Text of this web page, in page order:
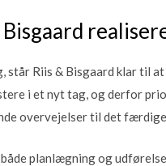
Riis & Bisgaard klar til
i et nyt tag, og derfor
overvejelser til det
planlægning og